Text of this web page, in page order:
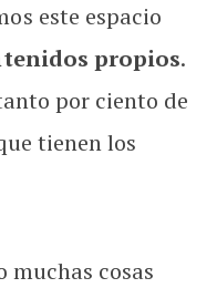
este espacio
propios.
por ciento de
tienen los
muchas cosas